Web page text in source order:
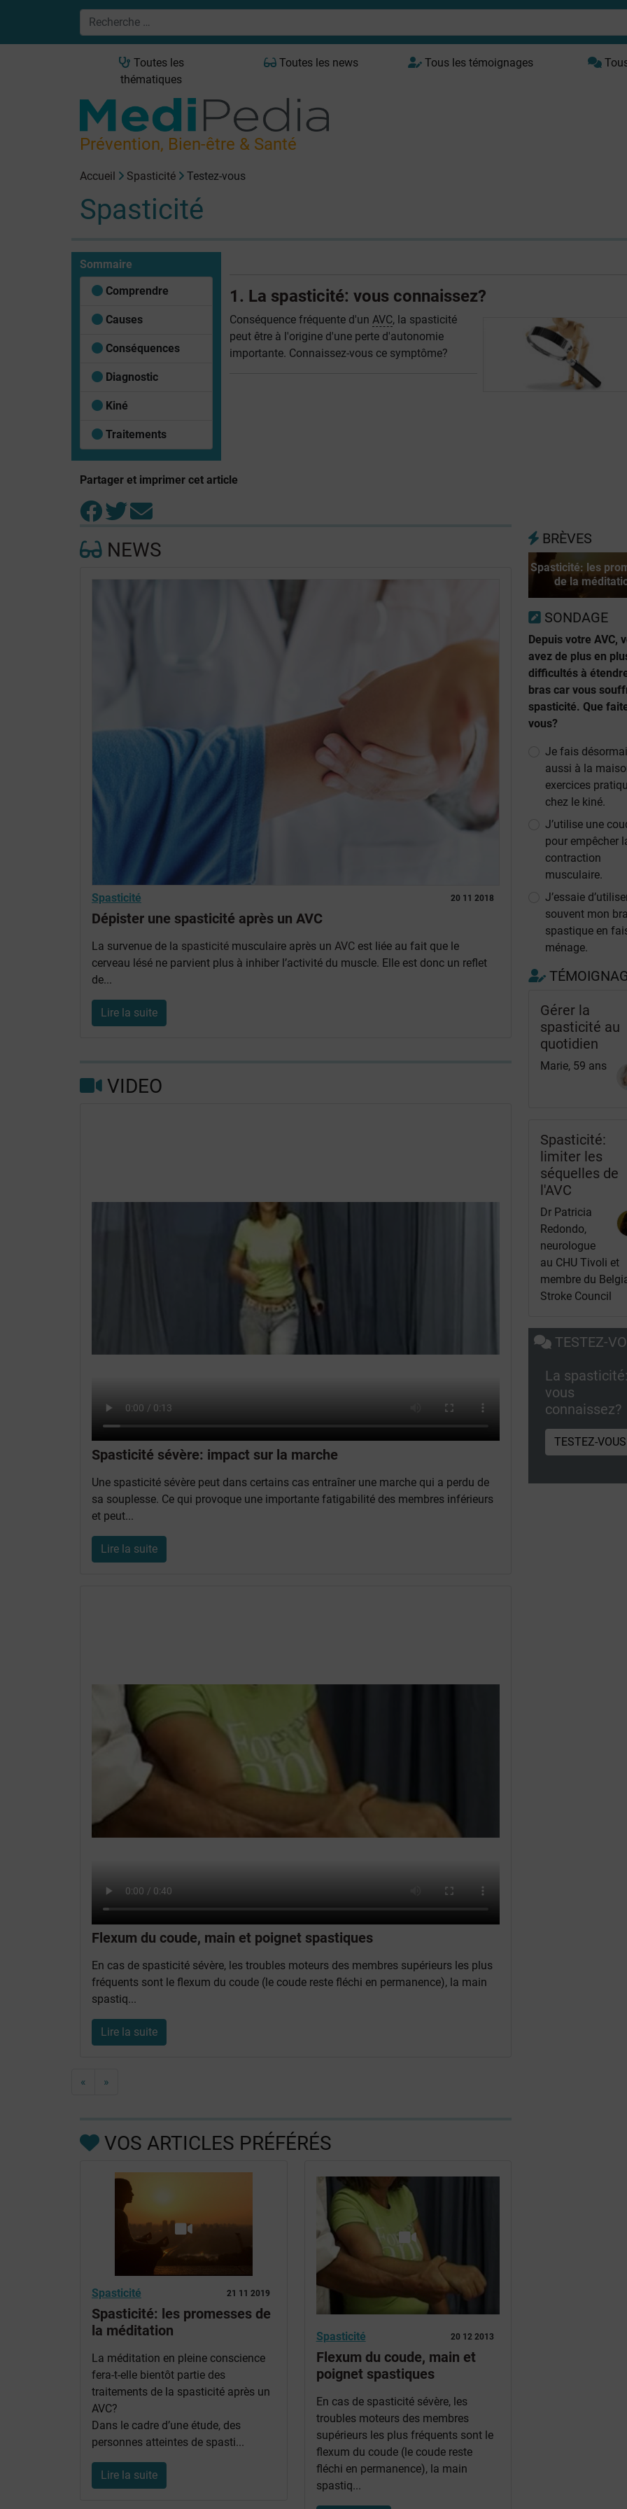
Toutes les
thématiques
Toutes les news Tous les témoignages
Prévention, Bien-être & Santé
Accueil Spasticité Testez-vous
Spasticité
Sommaire
Comprendre
Causes
Conséquences
Diagnostic
Kiné
Traitements
1. La spasticité: vous connaissez?
Conséquence fréquente d'un AVC, la spasticité
peut être à l'origine d'une perte d'autonomie
importante. Connaissez-vous ce symptôme?
Partager et imprimer cet article
NEWS
20 11 2018
Spasticité
Dépister une spasticité après un AVC
La survenue de la spasticité musculaire après un AVC est liée au fait que le
cerveau lésé ne parvient plus à inhiber l’activité du muscle. Elle est donc un reflet
de...
Lire la suite
VIDEO
Spasticité sévère: impact sur la marche
Une spasticité sévère peut dans certains cas entraîner une marche qui a perdu de
sa souplesse. Ce qui provoque une importante fatigabilité des membres inférieurs
et peut...
Lire la suite
Flexum du coude, main et poignet spastiques
En cas de spasticité sévère, les troubles moteurs des membres supérieurs les plus
fréquents sont le flexum du coude (le coude reste fléchi en permanence), la main
spastiq...
Lire la suite
« »
VOS ARTICLES PRÉFÉRÉS
21 11 2019
Spasticité
Spasticité: les promesses de
la méditation
La méditation en pleine conscience
fera-t-elle bientôt partie des
traitements de la spasticité après un
AVC?
Dans le cadre d’une étude, des
personnes atteintes de spasti...
Lire la suite
20 12 2013
Spasticité
Flexum du coude, main et
poignet spastiques
En cas de spasticité sévère, les
troubles moteurs des membres
supérieurs les plus fréquents sont le
flexum du coude (le coude reste
fléchi en permanence), la main
spastiq...
BRÈVES
Spasticité: les
de la
SONDAGE
Depuis votre AVC,
avez de plus en
difficultés à
bras car vous
spasticité. Que
vous?
Je fais
aussi à la
exercices
chez le kiné.
J’utilise une
pour empêcher
contraction
musculaire.
J’essaie
souvent mon
spastique en
ménage.
Gérer la
spasticité au
quotidien
Marie, 59 ans
Spasticité:
limiter les
séquelles de
l'AVC
Dr Patricia
Redondo,
neurologue
au CHU Tivoli et
membre du
Stroke Council
TESTEZ-
La spasticité:
vous
connaissez?
TESTEZ-VOUS